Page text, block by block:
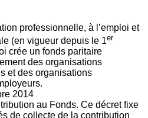
professionnelle, à l’emploi et
(en vigueur depuis le 1er
crée un fonds paritaire
des organisations
et des organisations
2014
au Fonds. Ce décret fixe
de collecte de la contribution